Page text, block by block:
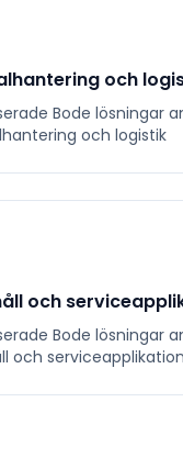
och
Bode lösningar
och logistik
och
Bode lösningar
och